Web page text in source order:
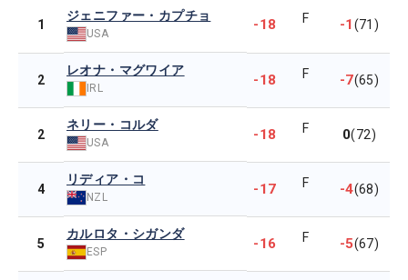
1
ジェニファー・カプチョ
USA
-18 F -1(71)
2
レオナ・マグワイア
IRL -18 F -7(65)
2
ネリー・コルダ
USA -18 F 0(72)
4
リディア・コ
NZL -17 F -4(68)
5
カルロタ・シガンダ
ESP -16 F -5(67)